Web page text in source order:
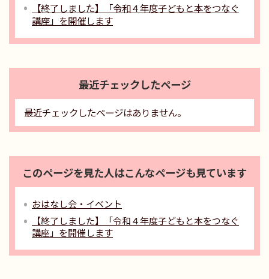
【終了しました】「令和４年度子どもと本をつなぐ
講座」を開催します
最近チェックしたページ
最近チェックしたページはありません。
このページを見た人はこんなページも見ています
おはなし会・イベント
【終了しました】「令和４年度子どもと本をつなぐ
講座」を開催します